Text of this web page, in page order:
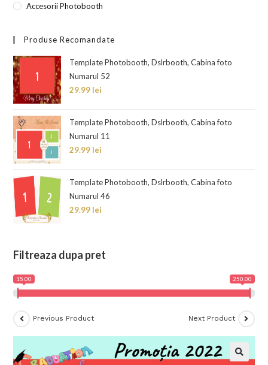
Accesorii Photobooth
Produse Recomandate
Template Photobooth, Dslrbooth, Cabina foto
Numarul 52
29.99 lei
Template Photobooth, Dslrbooth, Cabina foto
Numarul 11
29.99 lei
Template Photobooth, Dslrbooth, Cabina foto
Numarul 46
29.99 lei
Filtreaza dupa pret
15.00 250.00
Previous Product Next Product